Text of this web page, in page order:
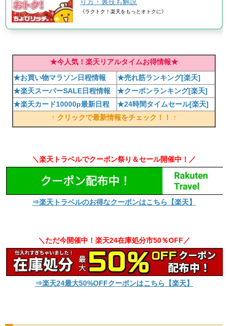
り方・裏技も解説
《ラクトク！楽天をもっとオトクに》
★今人気！楽天リアルタイムお得情報★
★お買い物マラソン日程情報
★売れ筋ランキング[楽天]
★楽天スーパーSALE日程情報
★クーポンランキング[楽天]
★楽天カード10000p最新日程
★24時間タイムセール[楽天]
↑ クリックで最新情報をチェック！！ ↑
＼楽天トラベルでクーポン祭り＆セール開催中！／
⇒楽天トラベルのお得なクーポンはこちら【楽天】
＼ただ今開催中！楽天24在庫処分市50％OFF／
⇒楽天24最大50%OFFクーポンはこちら【楽天】